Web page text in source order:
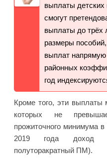
выплаты
смогут
выплаты до трёх
размеры
выплат
районных
год
Кроме того, эти выплаты
которых не
прожиточного минимума
2019 года доход
полуторакратный ПМ).